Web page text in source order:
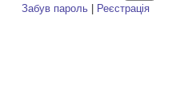
Забув пароль | Реєстрація